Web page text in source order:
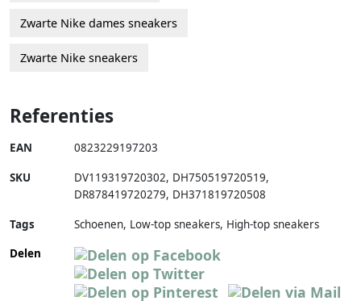
Zwarte Nike dames sneakers
Zwarte Nike sneakers
Referenties
EAN 0823229197203
SKU DV119319720302, DH750519720519,
DR878419720279, DH371819720508
Tags
Schoenen, Low-top sneakers, High-top sneakers
Delen